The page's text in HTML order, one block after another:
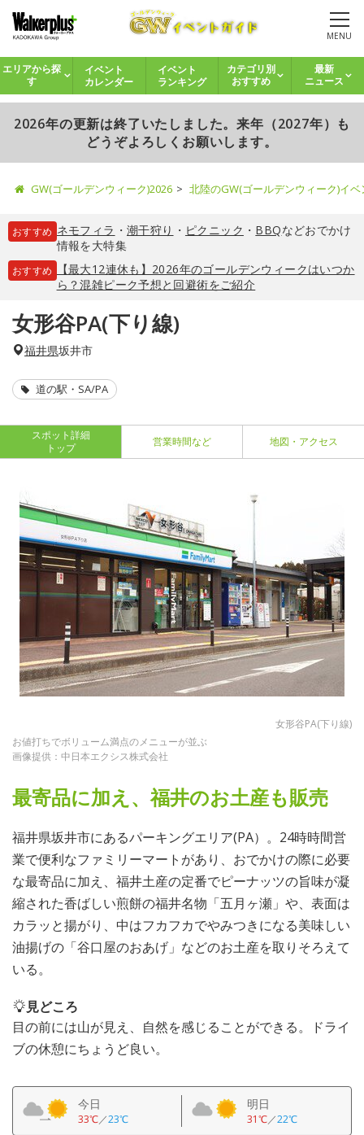
MENU
エリアから探
す
イベント
カレンダー
イベント
ランキング
カテゴリ別
おすすめ
最新
ニュース
2026年の更新は終了いたしました。来年（2027年）も
どうぞよろしくお願いします。
GW(ゴールデンウィーク)2026 北陸のGW(ゴールデンウィーク)イ
おすすめ ネモフィラ ・ 潮干狩り ・ ピクニック ・ BBQなどおでかけ
情報を大特集
おすすめ
【最大12連休も】2026年のゴールデンウィークはいつか
ら？混雑ピーク予想と回避術をご紹介
女形谷PA(下り線)
福井県坂井市
道の駅・SA/PA
スポット詳細
トップ
営業時間など 地図・アクセス
女形谷PA(下り線)
お値打ちでボリューム満点のメニューが並ぶ
画像提供：中日本エクシス株式会社
最寄品に加え、福井のお土産も販売
福井県坂井市にあるパーキングエリア(PA）。24時時間営
業で便利なファミリーマートがあり、おでかけの際に必要
な最寄品に加え、福井土産の定番でピーナッツの旨味が凝
縮された香ばしい煎餅の福井名物「五月ヶ瀬」や、表面は
カラッと揚がり、中はフカフカでやみつきになる美味しい
油揚げの「谷口屋のおあげ」などのお土産を取りそろえて
いる。
見どころ
目の前には山が見え、自然を感じることができる。ドライ
ブの休憩にちょうど良い。
今日
33℃／23℃
明日
31℃／22℃